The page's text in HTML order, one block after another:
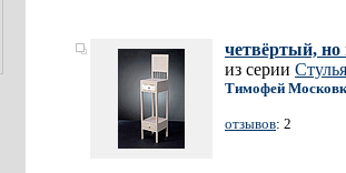
четвёртый, но
из серии Стулья
Тимофей
отзывов: 2